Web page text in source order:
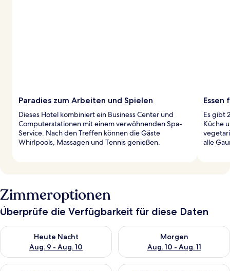
Paradies zum Arbeiten und Spielen
Dieses Hotel kombiniert ein Business Center und
Computerstationen mit einem verwöhnenden Spa-
Service. Nach den Treffen können die Gäste
Whirlpools, Massagen und Tennis genießen.
Essen
Es gibt
Küche
alle
Zimmeroptionen
Überprüfe die Verfügbarkeit für diese Daten
Heute Nacht
Aug. 9 - Aug. 10
Überprüfe die Verfügbarkeit für heute Nacht, Aug. 9 - Aug.
Morgen
Aug. 10 - Aug. 11
Überprüfe die Verfügbarkeit
Überprüfe die Verfügbarkeit für dieses Wochenende, Aug. 14
Überprüfe die Verfügbarkeit